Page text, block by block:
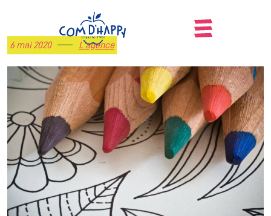
6 mai 2020 L'agence